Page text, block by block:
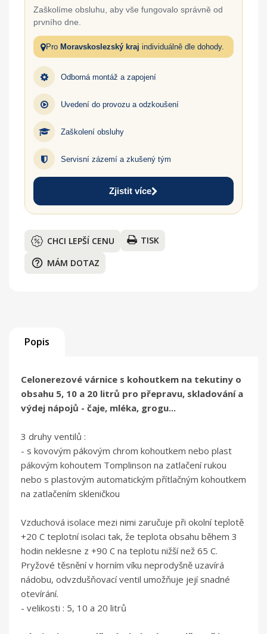
Zaškolíme obsluhu, aby vše fungovalo správně od
prvního dne.
Pro Moravskoslezský kraj individuálně dle dohody.
Odborná montáž a zapojení
Uvedení do provozu a odzkoušení
Zaškolení obsluhy
Servisní zázemí a zkušený tým
Zjistit více
CHCI LEPŠÍ CENU TISK
help_outline MÁM DOTAZ
Popis
Celonerezové várnice s kohoutkem na tekutiny o
obsahu 5, 10 a 20 litrů pro přepravu, skladování a
výdej nápojů - čaje, mléka, grogu...
3 druhy ventilů :
- s kovovým pákovým chrom kohoutkem nebo plast
pákovým kohoutem Tomplinson na zatlačení rukou
nebo s plastovým automatickým přítlačným kohoutkem
na zatlačením skleničkou
Vzduchová isolace mezi nimi zaručuje při okolní teplotě
+20 C teplotní isolaci tak, že teplota obsahu během 3
hodin neklesne z +90 C na teplotu nižší než 65 C.
Pryžové těsnění v horním víku neprodyšně uzavírá
nádobu, odvzdušňovací ventil umožňuje její snadné
otevírání.
- velikosti : 5, 10 a 20 litrů